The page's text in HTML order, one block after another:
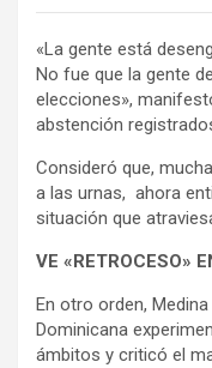
«La gente está
No fue que la gente
elecciones»,
abstención
Consideró que,
a las urnas, ahora
situación que
VE «RETROCESO»
En otro orden,
Dominicana
ámbitos y criticó el